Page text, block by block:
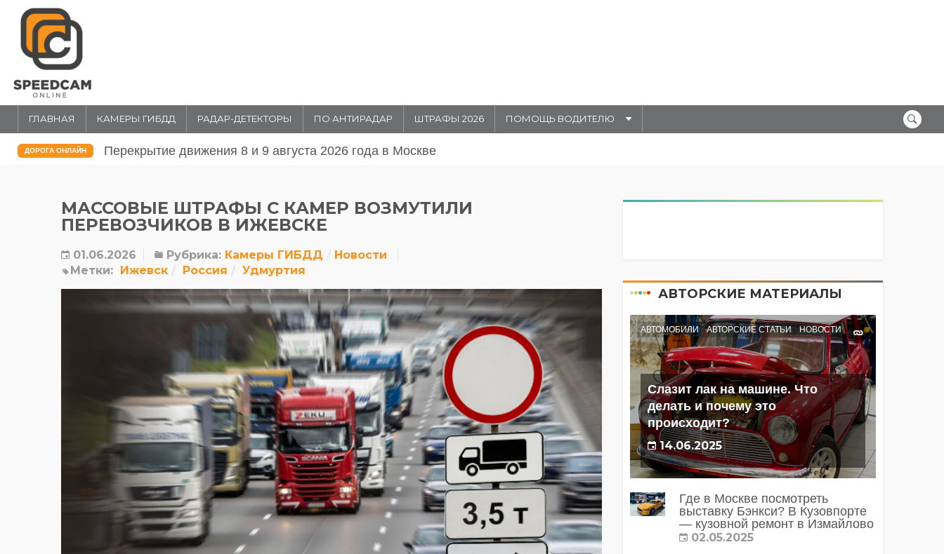
ГЛАВНАЯ КАМЕРЫ ГИБДД РАДАР-ДЕТЕКТОРЫ ПО АНТИРАДАР ШТРАФЫ 2026 ПОМОЩЬ ВОДИТЕЛЮ
ДОРОГА ОНЛАЙН Перекрытие движения 31 июля и 1 августа 20026 года в Москве
МАССОВЫЕ ШТРАФЫ С КАМЕР ВОЗМУТИЛИ
ПЕРЕВОЗЧИКОВ В ИЖЕВСКЕ
01.06.2026 Рубрика: Камеры ГИБДД
Новости
Метки: Ижевск Россия Удмуртия
АВТОРСКИЕ МАТЕРИАЛЫ
АВТОМОБИЛИ АВТОРСКИЕ СТАТЬИ НОВОСТИ
Слазит лак на машине. Что
делать и почему это
происходит?
14.06.2025
Где в Москве посмотреть
выставку Бэнкси? В Кузовпорте
— кузовной ремонт в Измайлово
02.05.2025